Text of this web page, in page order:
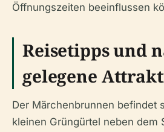
Öffnungszeiten beeinflussen
Reisetipps und
gelegene
Der Märchenbrunnen befindet
kleinen Grüngürtel neben dem